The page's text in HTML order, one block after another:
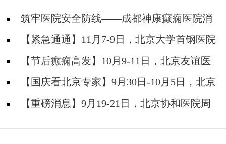
筑牢医院安全防线——成都神康癫痫医院消
防安全培训纪实
【紧急通通】11月7-9日，北京大学首钢医院
神经内科胡颖教授亲临成都会诊，破解癫痫疑难
【节后癫痫高发】10月9-11日，北京友谊医
院陈葵博士免费会诊+治疗援助，破解癫痫难
题！
【国庆看北京专家】9月30日-10月5日，北京
天坛&首钢医院两大专家蓉城亲诊+癫痫大额救
【重磅消息】9月19-21日，北京协和医院周